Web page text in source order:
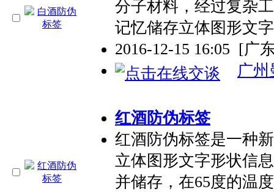
分子材料，经过复杂
记忆储存立体图形文字
2016-12-15 16:05 [广
广州
红酒防伪标签
红酒防伪标签是一种
立体图形文字形状信
并储存，在65度的温度